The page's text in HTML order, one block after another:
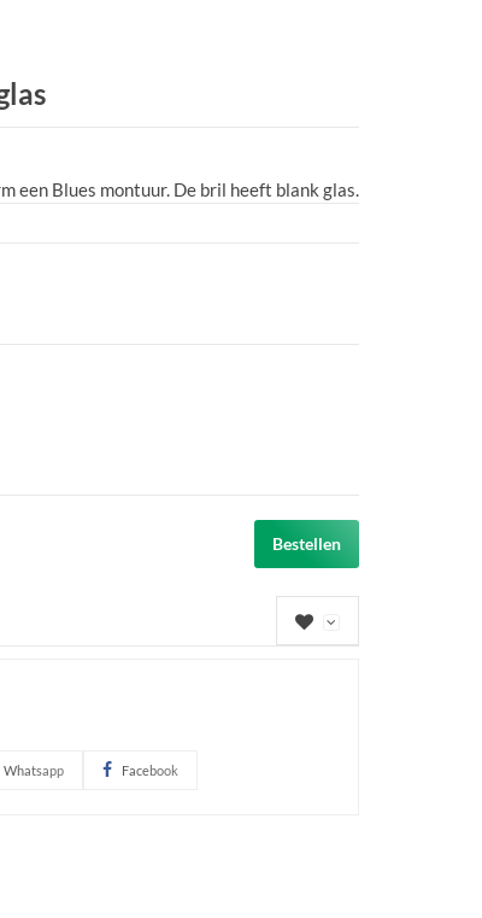
een Blues montuur. De bril heeft blank glas.
Bestellen
Whatsapp Facebook